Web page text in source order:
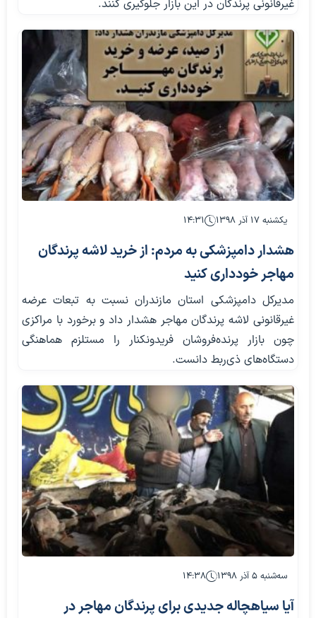
غیرقانونی پرندگان در این بازار جلوگیری کنند.
یکشنبه ۱۷ آذر ۱۳۹۸ ۱۴:۳۱
هشدار دامپزشکی به مردم: از خرید لاشه پرندگان
مهاجر خودداری کنید
مدیرکل دامپزشکی استان مازندران نسبت به تبعات عرضه
غیرقانونی لاشه پرندگان مهاجر هشدار داد و برخورد با مراکزی
چون بازار پرنده‌فروشان فریدونکنار را مستلزم هماهنگی
دستگاه‌های ذی‌ربط دانست.
سه‌شنبه ۵ آذر ۱۳۹۸ ۱۴:۳۸
آیا سیاهچاله جدیدی برای پرندگان مهاجر در